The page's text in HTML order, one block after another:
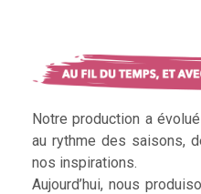
Notre production a
au rythme des saisons,
nos inspirations.
Aujourd’hui, nous